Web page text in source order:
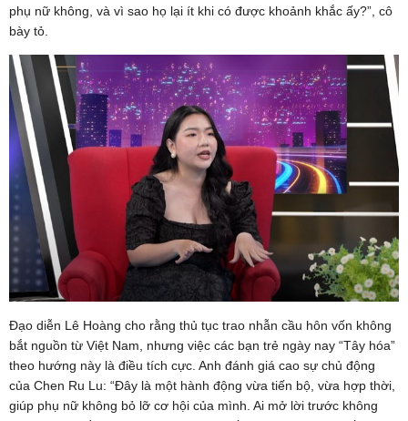
phụ nữ không, và vì sao họ lại ít khi có được khoảnh khắc ấy?”, cô
bày tỏ.
Đạo diễn Lê Hoàng cho rằng thủ tục trao nhẫn cầu hôn vốn không
bắt nguồn từ Việt Nam, nhưng việc các bạn trẻ ngày nay “Tây hóa”
theo hướng này là điều tích cực. Anh đánh giá cao sự chủ động
của Chen Ru Lu: “Đây là một hành động vừa tiến bộ, vừa hợp thời,
giúp phụ nữ không bỏ lỡ cơ hội của mình. Ai mở lời trước không